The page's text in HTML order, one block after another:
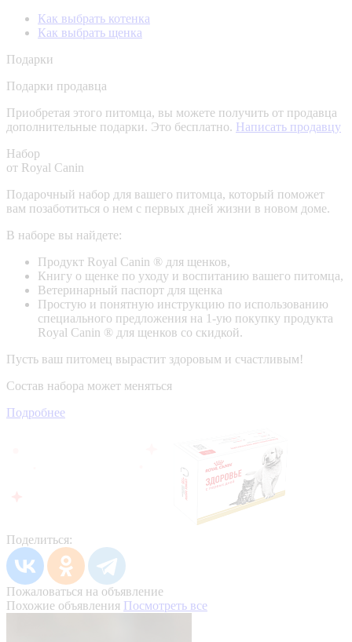
Как выбрать котенка
Как выбрать щенка
Подарки
Подарки продавца
Приобретая этого питомца, вы можете получить от продавца
дополнительные подарки. Это бесплатно. Написать продавцу
Набор
от Royal Canin
Подарочный набор для вашего питомца, который поможет
вам позаботиться о нем с первых дней жизни в новом доме.
В наборе вы найдете:
Продукт Royal Canin ® для щенков,
Книгу о щенке по уходу и воспитанию вашего питомца,
Ветеринарный паспорт для щенка
Простую и понятную инструкцию по использованию
специального предложения на 1-ую покупку продукта
Royal Canin ® для щенков со скидкой.
Пусть ваш питомец вырастит здоровым и счастливым!
Состав набора может меняться
Подробнее
Поделиться:
Пожаловаться на объявление
Похожие объявления Посмотреть все